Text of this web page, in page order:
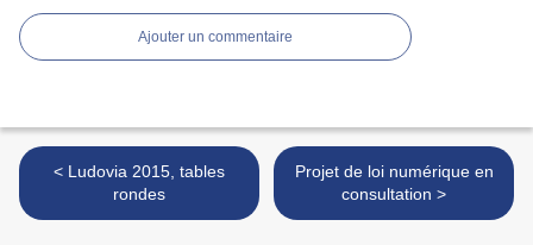
Ajouter un commentaire
< Ludovia 2015, tables
rondes
Projet de loi numérique en
consultation >